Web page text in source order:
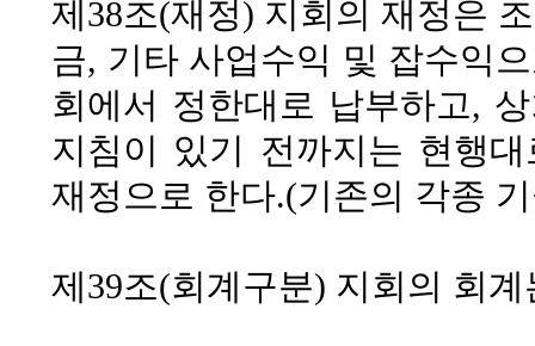
제38조(재정) 지회의 재정은
금, 기타 사업수익 및 잡수익
회에서 정한대로 납부하고,
지침이 있기 전까지는 현행
재정으로 한다.(기존의 각종
제39조(회계구분) 지회의 회